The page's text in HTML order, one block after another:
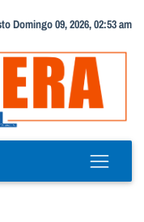
Domingo 09, 2026, 02:53 am